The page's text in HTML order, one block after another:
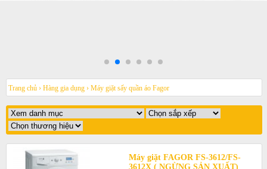
Trang chủ › Hàng gia dụng › Máy giặt sấy quần áo Fagor
Máy giặt FAGOR FS-3612/FS-
3612X ( NGỪNG SẢN XUẤT)